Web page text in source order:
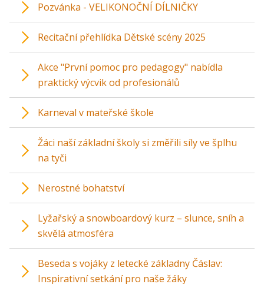
Pozvánka - VELIKONOČNÍ DÍLNIČKY
Recitační přehlídka Dětské scény 2025
Akce "První pomoc pro pedagogy" nabídla
praktický výcvik od profesionálů
Karneval v mateřské škole
Žáci naší základní školy si změřili síly ve šplhu
na tyči
Nerostné bohatství
Lyžařský a snowboardový kurz – slunce, sníh a
skvělá atmosféra
Beseda s vojáky z letecké základny Čáslav:
Inspirativní setkání pro naše žáky